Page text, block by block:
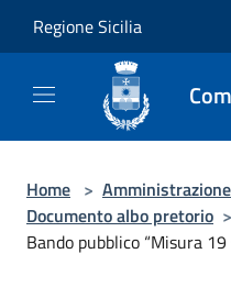
Regione Sicilia
Home > Amministrazione
Documento albo pretorio >
Bando pubblico “Misura